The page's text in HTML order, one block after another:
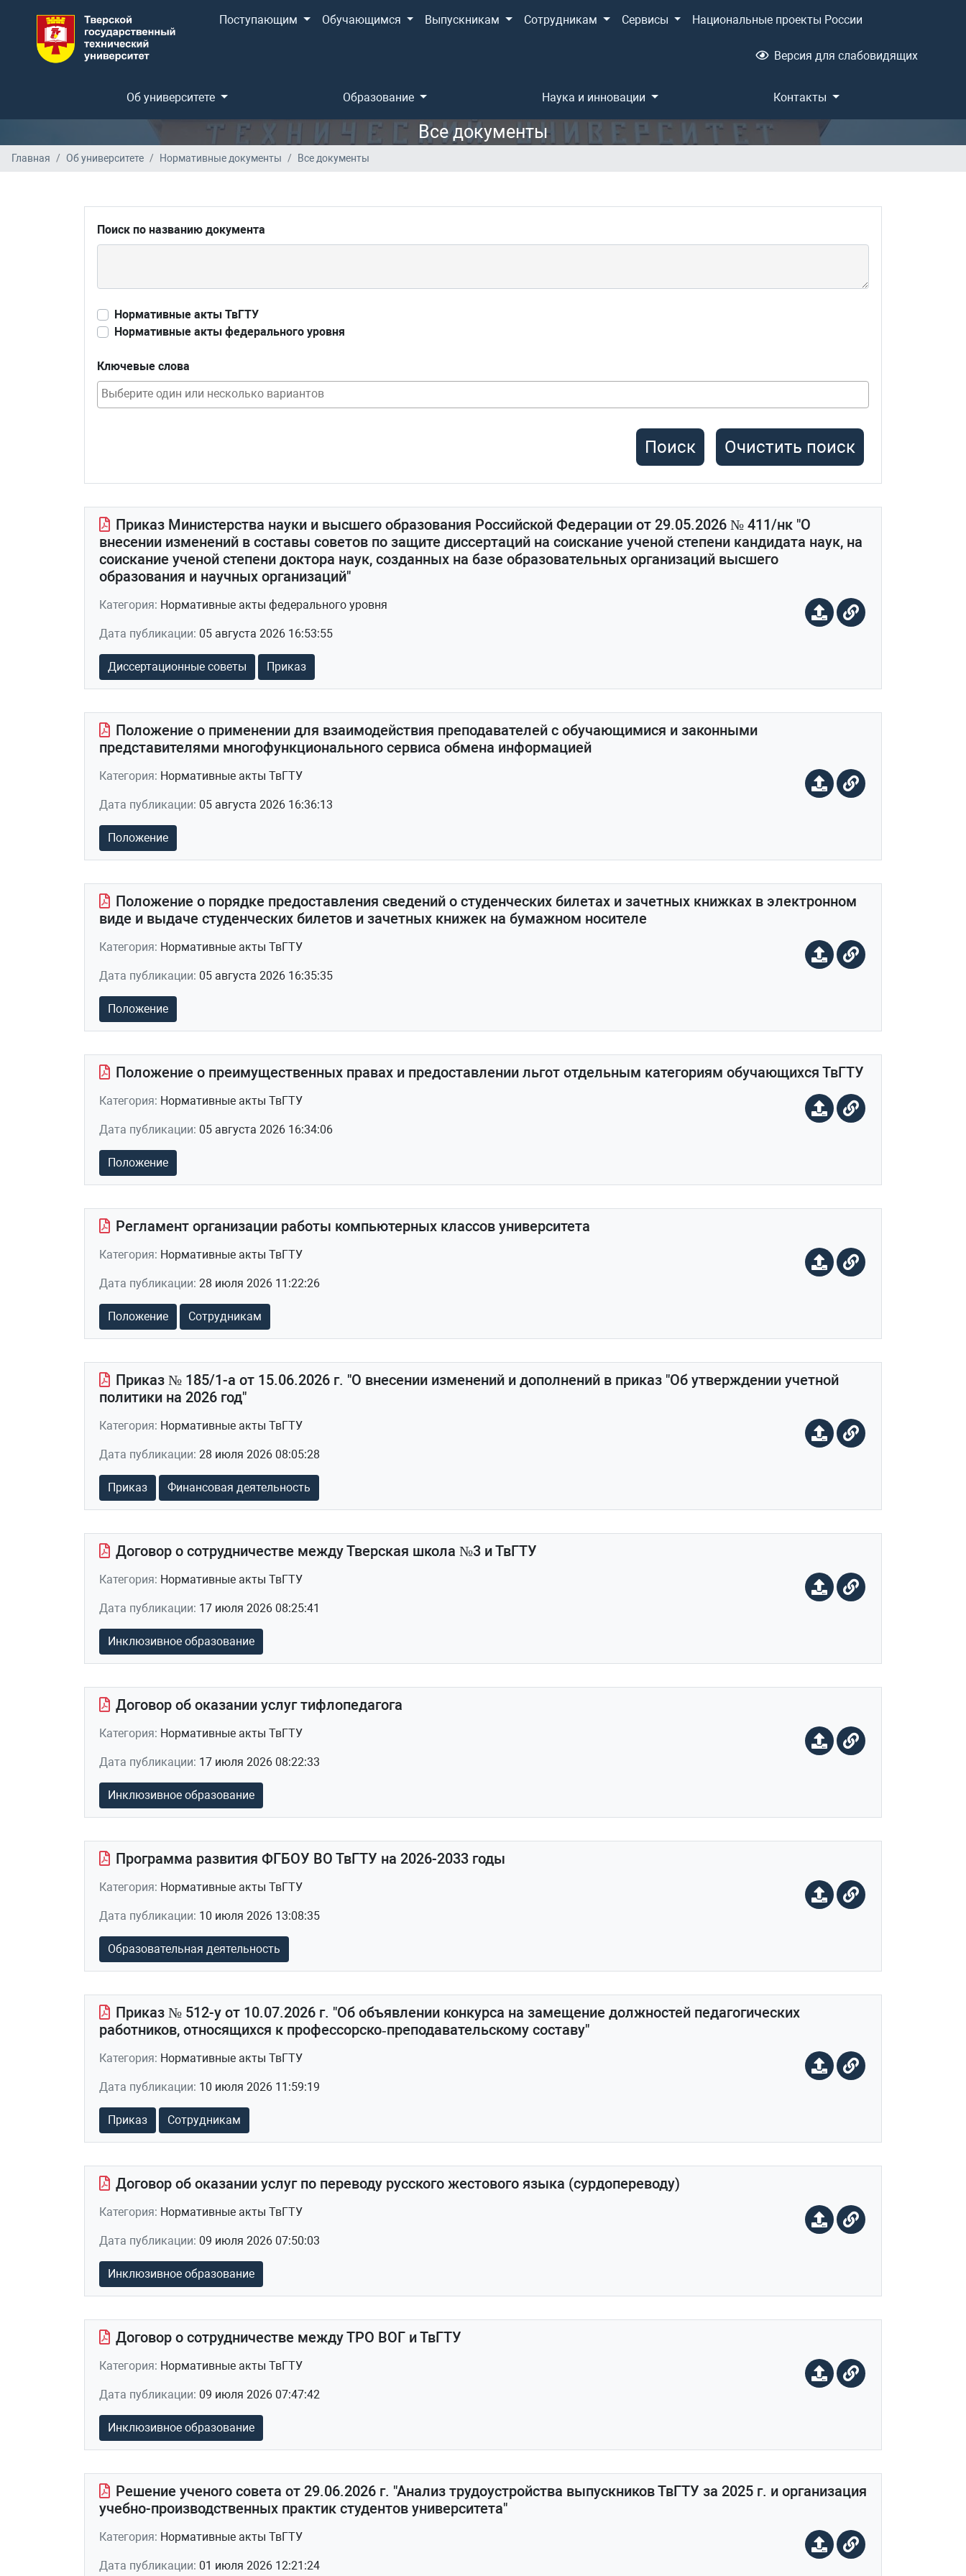
Поступающим Обучающимся Выпускникам Сотрудникам Сервисы Национальные проекты России
Версия для слабовидящих
Об университете Образование Наука и инновации Контакты
Все документы
Главная Об университете Нормативные документы Все документы
Поиск по названию документа
Нормативные акты ТвГТУ
Нормативные акты федерального уровня
Ключевые слова
Очистить поиск
Приказ Министерства науки и высшего образования Российской Федерации от 29.05.2026 № 411/нк "О
внесении изменений в составы советов по защите диссертаций на соискание ученой степени кандидата наук, на
соискание ученой степени доктора наук, созданных на базе образовательных организаций высшего
образования и научных организаций"
Категория: Нормативные акты федерального уровня
Дата публикации: 05 августа 2026 16:53:55
Диссертационные советы Приказ
Положение о применении для взаимодействия преподавателей с обучающимися и законными
представителями многофункционального сервиса обмена информацией
Категория: Нормативные акты ТвГТУ
Дата публикации: 05 августа 2026 16:36:13
Положение
Положение о порядке предоставления сведений о студенческих билетах и зачетных книжках в электронном
виде и выдаче студенческих билетов и зачетных книжек на бумажном носителе
Категория: Нормативные акты ТвГТУ
Дата публикации: 05 августа 2026 16:35:35
Положение
Положение о преимущественных правах и предоставлении льгот отдельным категориям обучающихся ТвГТУ
Категория: Нормативные акты ТвГТУ
Дата публикации: 05 августа 2026 16:34:06
Положение
Регламент организации работы компьютерных классов университета
Категория: Нормативные акты ТвГТУ
Дата публикации: 28 июля 2026 11:22:26
Положение Сотрудникам
Приказ № 185/1-а от 15.06.2026 г. "О внесении изменений и дополнений в приказ "Об утверждении учетной
политики на 2026 год"
Категория: Нормативные акты ТвГТУ
Дата публикации: 28 июля 2026 08:05:28
Приказ Финансовая деятельность
Договор о сотрудничестве между Тверская школа №3 и ТвГТУ
Категория: Нормативные акты ТвГТУ
Дата публикации: 17 июля 2026 08:25:41
Инклюзивное образование
Договор об оказании услуг тифлопедагога
Категория: Нормативные акты ТвГТУ
Дата публикации: 17 июля 2026 08:22:33
Инклюзивное образование
Программа развития ФГБОУ ВО ТвГТУ на 2026-2033 годы
Категория: Нормативные акты ТвГТУ
Дата публикации: 10 июля 2026 13:08:35
Образовательная деятельность
Приказ № 512-у от 10.07.2026 г. "Об объявлении конкурса на замещение должностей педагогических
работников, относящихся к профессорско‑преподавательскому составу"
Категория: Нормативные акты ТвГТУ
Дата публикации: 10 июля 2026 11:59:19
Приказ Сотрудникам
Договор об оказании услуг по переводу русского жестового языка (сурдопереводу)
Категория: Нормативные акты ТвГТУ
Дата публикации: 09 июля 2026 07:50:03
Инклюзивное образование
Договор о сотрудничестве между ТРО ВОГ и ТвГТУ
Категория: Нормативные акты ТвГТУ
Дата публикации: 09 июля 2026 07:47:42
Инклюзивное образование
Решение ученого совета от 29.06.2026 г. "Анализ трудоустройства выпускников ТвГТУ за 2025 г. и организация
учебно-производственных практик студентов университета"
Категория: Нормативные акты ТвГТУ
Дата публикации: 01 июля 2026 12:21:24